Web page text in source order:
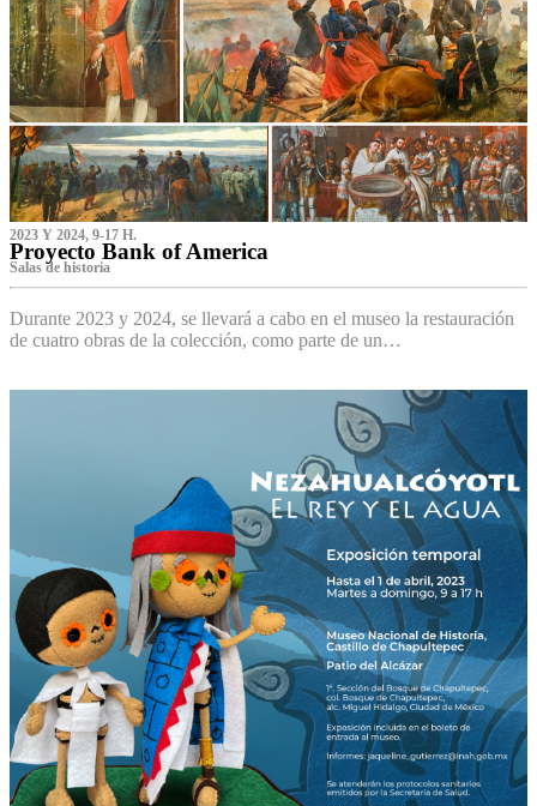
2023 Y 2024, 9-17 H.
Proyecto Bank of America
S‌alas de historia
Durante 2023 y 2024, se llevará a cabo en el museo la restauración
de cuatro obras de la colección, como parte de un…